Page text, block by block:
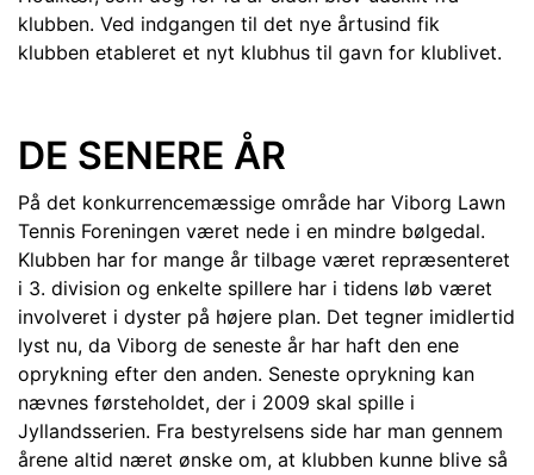
klubben. Ved indgangen til det nye årtusind fik
klubben etableret et nyt klubhus til gavn for klublivet.
DE SENERE ÅR
På det konkurrencemæssige område har Viborg Lawn
Tennis Foreningen været nede i en mindre bølgedal.
Klubben har for mange år tilbage været repræsenteret
i 3. division og enkelte spillere har i tidens løb været
involveret i dyster på højere plan. Det tegner imidlertid
lyst nu, da Viborg de seneste år har haft den ene
oprykning efter den anden. Seneste oprykning kan
nævnes førsteholdet, der i 2009 skal spille i
Jyllandsserien. Fra bestyrelsens side har man gennem
årene altid næret ønske om, at klubben kunne blive så